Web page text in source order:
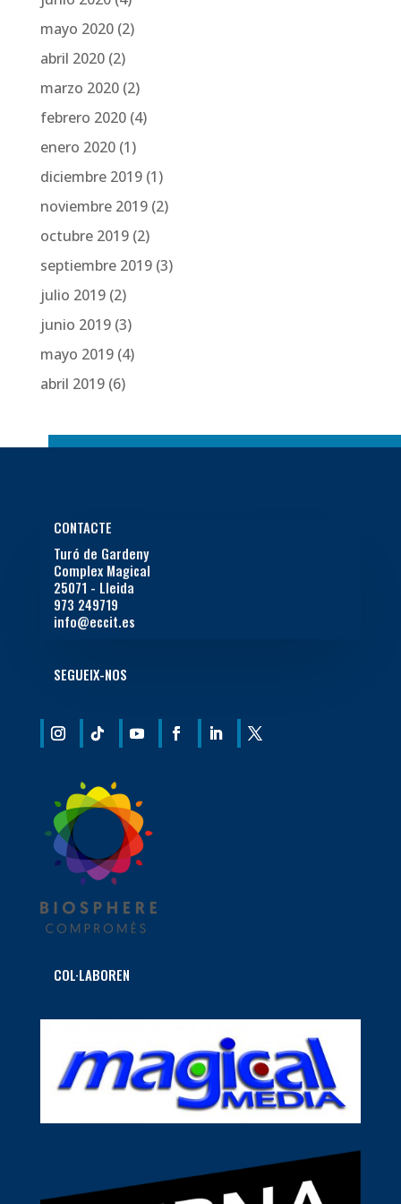
mayo 2020(2)
abril 2020(2)
marzo 2020(2)
febrero 2020(4)
enero 2020(1)
diciembre 2019(1)
noviembre 2019(2)
octubre 2019(2)
septiembre 2019(3)
julio 2019(2)
junio 2019(3)
mayo 2019(4)
abril 2019(6)
CONTACTE
Turó de Gardeny
Complex Magical
25071 - Lleida
973 249719
info@eccit.es
SEGUEIX-NOS
COL·LABOREN